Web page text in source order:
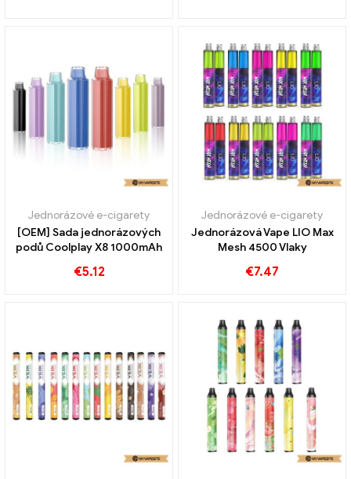
Jednorázové e-cigarety
[OEM] Sada jednorázových
podů Coolplay X8 1000mAh
€5.12
Jednorázové e-cigarety
Jednorázová Vape LIO Max
Mesh 4500 Vlaky
€7.47